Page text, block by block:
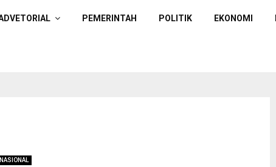
PEMERINTAH POLITIK EKONOMI
NASIONAL